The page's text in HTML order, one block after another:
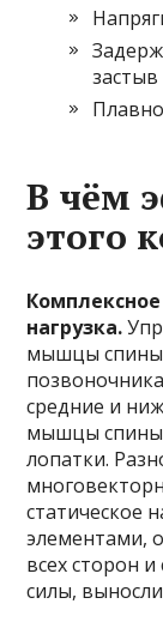
застыв
В чём
этого
нагрузка.
мышцы спины
средние и
мышцы
лопатки.
статическое
элементами,
всех сторон
силы,